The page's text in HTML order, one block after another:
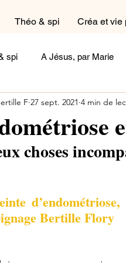
Théo & spi Créa et vie
spi A Jésus, par Marie
Créa et vie
Réflexions
Témoignages
F 27 sept. 2021 4 min de
choses
Bertille Flory